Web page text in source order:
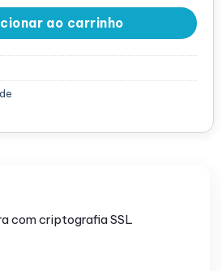
ao carrinho
com criptografia SSL